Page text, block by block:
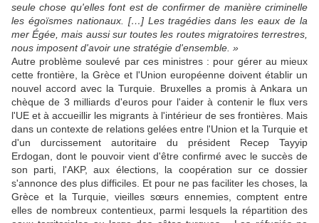
seule chose qu'elles font est de confirmer de manière criminelle
les égoïsmes nationaux. […] Les tragédies dans les eaux de la
mer Égée, mais aussi sur toutes les routes migratoires terrestres,
nous imposent d'avoir une stratégie d'ensemble. »
Autre problème soulevé par ces ministres : pour gérer au mieux
cette frontière, la Grèce et l'Union européenne doivent établir un
nouvel accord avec la Turquie. Bruxelles a promis à Ankara un
chèque de 3 milliards d'euros pour l'aider à contenir le flux vers
l'UE et à accueillir les migrants à l'intérieur de ses frontières. Mais
dans un contexte de relations gelées entre l'Union et la Turquie et
d'un durcissement autoritaire du président Recep Tayyip
Erdogan, dont le pouvoir vient d'être confirmé avec le succès de
son parti, l'AKP, aux élections, la coopération sur ce dossier
s'annonce des plus difficiles. Et pour ne pas faciliter les choses, la
Grèce et la Turquie, vieilles sœurs ennemies, comptent entre
elles de nombreux contentieux, parmi lesquels la répartition des